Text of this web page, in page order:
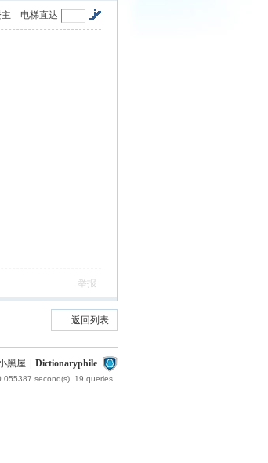
电梯直达
举报
返回列表
黑屋 Dictionaryphile
second(s), 19 queries .